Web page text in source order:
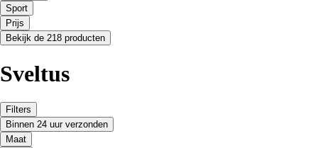
Sport
Prijs
Bekijk de 218 producten
Sveltus
Filters
Binnen 24 uur verzonden
Maat